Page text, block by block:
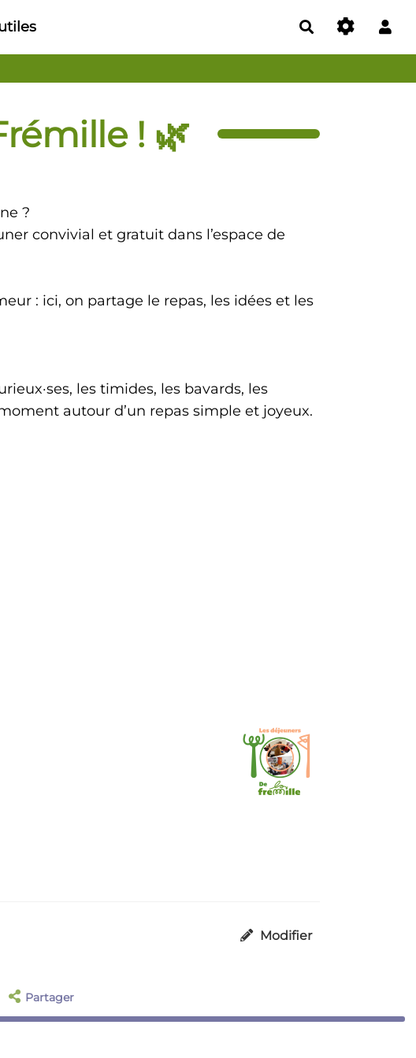
Rechercher
! 🌿
?
convivial et gratuit dans l’espace de
: ici, on partage le repas, les idées et les
les timides, les bavards, les
autour d’un repas simple et joyeux.
Modifier
Partager